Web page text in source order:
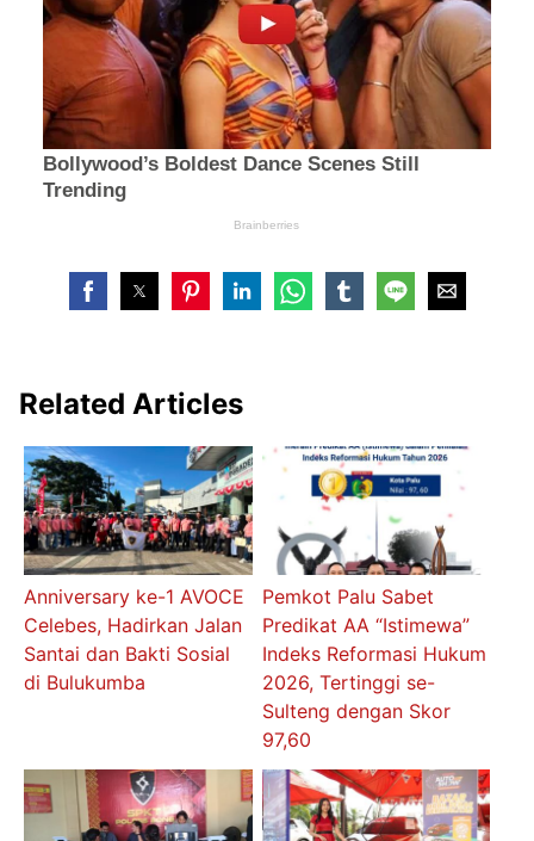
Related Articles
Anniversary ke-1 AVOCE
Celebes, Hadirkan Jalan
Santai dan Bakti Sosial
di Bulukumba
Pemkot Palu Sabet
Predikat AA “Istimewa”
Indeks Reformasi Hukum
2026, Tertinggi se-
Sulteng dengan Skor
97,60